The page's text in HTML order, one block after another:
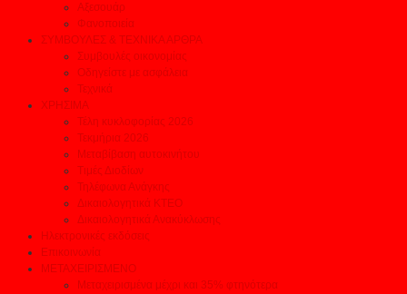
Αξεσουάρ
Φανοποιεία
ΣΥΜΒΟΥΛΕΣ & ΤΕΧΝΙΚΑ ΑΡΘΡΑ
Συμβουλές οικονομίας
Οδηγείστε με ασφάλεια
Τεχνικά
ΧΡΗΣΙΜΑ
Τέλη κυκλοφορίας 2026
Τεκμήρια 2026
Μεταβίβαση αυτοκινήτου
Τιμές Διοδίων
Τηλέφωνα Ανάγκης
Δικαιολογητικά ΚΤΕΟ
Δικαιολογητικά Ανακύκλωσης
Ηλεκτρονικές εκδόσεις
Επικοινωνία
ΜΕΤΑΧΕΙΡΙΣΜΕΝΟ
Μεταχειρισμένα μέχρι και 35% φτηνότερα